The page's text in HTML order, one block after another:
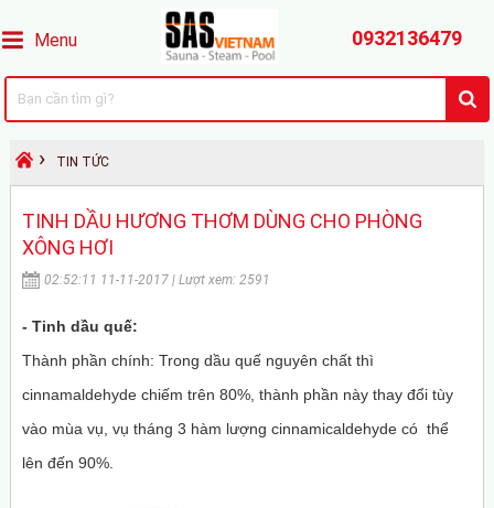
Menu 0932136479
› TIN TỨC
TINH DẦU HƯƠNG THƠM DÙNG CHO PHÒNG
XÔNG HƠI
02:52:11 11-11-2017 | Lượt xem: 2591
- Tinh dầu quế:
Thành phần chính: Trong dầu quế nguyên chất thì
cinnamaldehyde chiếm trên 80%, thành phần này thay đổi tùy
vào mùa vụ, vụ tháng 3 hàm lượng cinnamicaldehyde có thể
lên đến 90%.